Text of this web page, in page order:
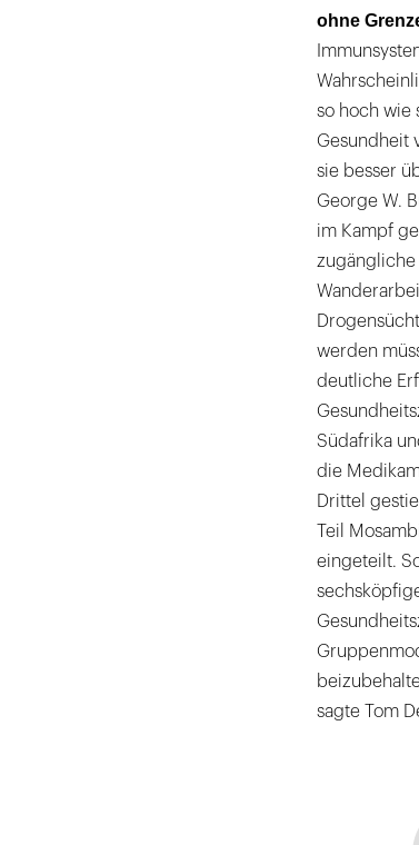
ohne
so hoch wie
Gesundheit
sie besser
George W.
im Kampf
zugängliche
werden
deutliche
Südafrika
die
Drittel
Teil
eingeteilt.
sagte Tom